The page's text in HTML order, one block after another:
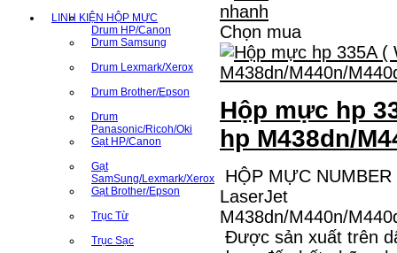
LINH KIỆN HỘP MỰC
Drum HP/Canon
Drum Samsung
Drum Lexmark/Xerox
Drum Brother/Epson
Drum
Panasonic/Ricoh/Oki
Gạt HP/Canon
Gạt
SamSung/Lexmark/Xerox
Gạt Brother/Epson
Trục Từ
Trục Sạc
Chọn mua
Hộp mực hp
hp M438dn/
HỘP MỰC
LaserJet
M438dn/M440n/
Được sản xuất trên